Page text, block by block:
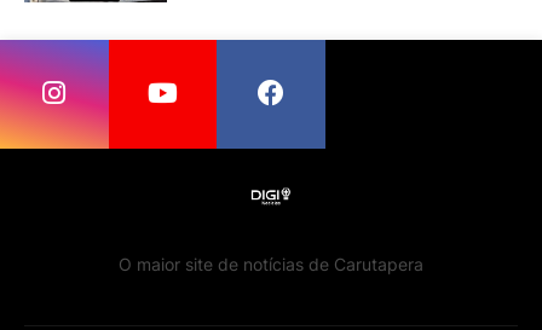
O maior site de notícias de Carutapera